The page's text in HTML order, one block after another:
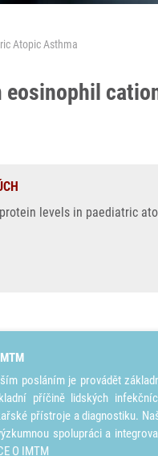
Atopic Asthma
levels in paediatric
posláním je provádět
příčině lidských
přístroje a diagnostiku.
spolupráci a
O IMTM